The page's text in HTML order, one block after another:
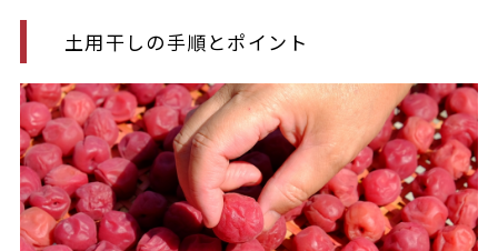
土用干しの手順とポイント